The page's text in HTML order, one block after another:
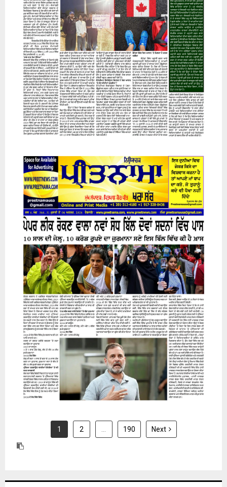
07 August 2026
31 July 2026
1 2 … 190 Next